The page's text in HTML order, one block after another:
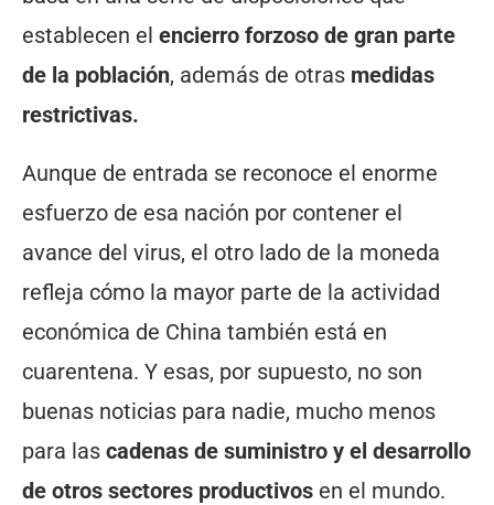
establecen el encierro forzoso de gran parte
de la población, además de otras medidas
restrictivas.
Aunque de entrada se reconoce el enorme
esfuerzo de esa nación por contener el
avance del virus, el otro lado de la moneda
refleja cómo la mayor parte de la actividad
económica de China también está en
cuarentena. Y esas, por supuesto, no son
buenas noticias para nadie, mucho menos
para las cadenas de suministro y el desarrollo
de otros sectores productivos en el mundo.